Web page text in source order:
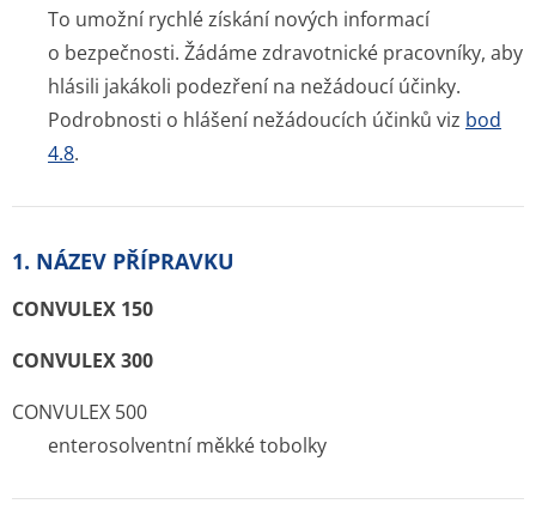
To umožní rychlé získání nových informací
o bezpečnosti. Žádáme zdravotnické pracovníky, aby
hlásili jakákoli podezření na nežádoucí účinky.
Podrobnosti o hlášení nežádoucích účinků viz bod
4.8.
1. NÁZEV PŘÍPRAVKU
CONVULEX 150
CONVULEX 300
CONVULEX 500
enterosolventní měkké tobolky